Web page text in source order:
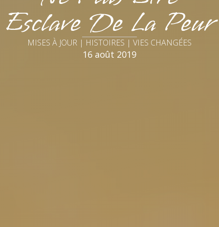
Esclave De La Peur
MISES À JOUR | HISTOIRES | VIES CHANGÉES
16 août 2019